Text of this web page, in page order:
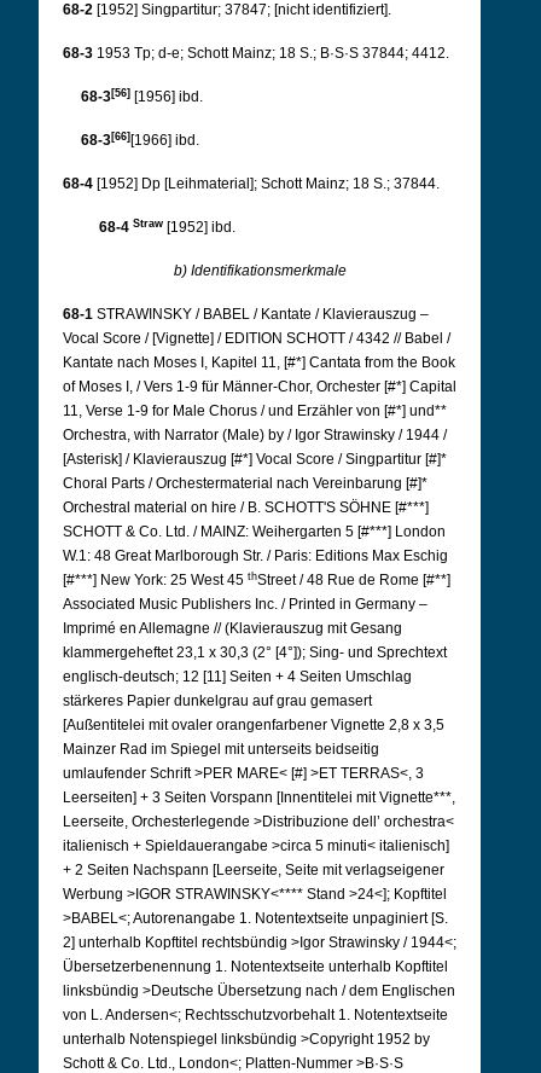
68-2 [1952] Singpartitur; 37847; [nicht identifiziert].
68-3 1953 Tp; d-e; Schott Mainz; 18 S.; B·S·S 37844; 4412.
68-3[56] [1956] ibd.
68-3[66] [1966] ibd.
68-4 [1952] Dp [Leihmaterial]; Schott Mainz; 18 S.; 37844.
68-4 Straw [1952] ibd.
b) Identifikationsmerkmale
68-1 STRAWINSKY / BABEL / Kantate / Klavierauszug –
Vocal Score / [Vignette] / EDITION SCHOTT / 4342 // Babel /
Kantate nach Moses I, Kapitel 11, [#*] Cantata from the Book
of Moses I, / Vers 1-9 für Männer-Chor, Orchester [#*] Capital
11, Verse 1-9 for Male Chorus / und Erzähler von [#*] und**
Orchestra, with Narrator (Male) by / Igor Strawinsky / 1944 /
[Asterisk] / Klavierauszug [#*] Vocal Score / Singpartitur [#]*
Choral Parts / Orchestermaterial nach Vereinbarung [#]*
Orchestral material on hire / B. SCHOTT'S SÖHNE [#***]
SCHOTT & Co. Ltd. / MAINZ: Weihergarten 5 [#***] London
W.1: 48 Great Marlborough Str. / Paris: Editions Max Eschig
[#***] New York: 25 West 45 thStreet / 48 Rue de Rome [#**]
Associated Music Publishers Inc. / Printed in Germany –
Imprimé en Allemagne // (Klavierauszug mit Gesang
klammergeheftet 23,1 x 30,3 (2° [4°]); Sing- und Sprechtext
englisch-deutsch; 12 [11] Seiten + 4 Seiten Umschlag
stärkeres Papier dunkelgrau auf grau gemasert
[Außentitelei mit ovaler orangenfarbener Vignette 2,8 x 3,5
Mainzer Rad im Spiegel mit unterseits beidseitig
umlaufender Schrift >PER MARE< [#] >ET TERRAS<, 3
Leerseiten] + 3 Seiten Vorspann [Innentitelei mit Vignette***,
Leerseite, Orchesterlegende >Distribuzione dell’ orchestra<
italienisch + Spieldauerangabe >circa 5 minuti< italienisch]
+ 2 Seiten Nachspann [Leerseite, Seite mit verlagseigener
Werbung >IGOR STRAWINSKY<**** Stand >24<]; Kopftitel
>BABEL<; Autorenangabe 1. Notentextseite unpaginiert [S.
2] unterhalb Kopftitel rechtsbündig >Igor Strawinsky / 1944<;
Übersetzerbenennung 1. Notentextseite unterhalb Kopftitel
linksbündig >Deutsche Übersetzung nach / dem Englischen
von L. Andersen<; Rechtsschutzvorbehalt 1. Notentextseite
unterhalb Notenspiegel linksbündig >Copyright 1952 by
Schott & Co. Ltd., London<; Platten-Nummer >B·S·S